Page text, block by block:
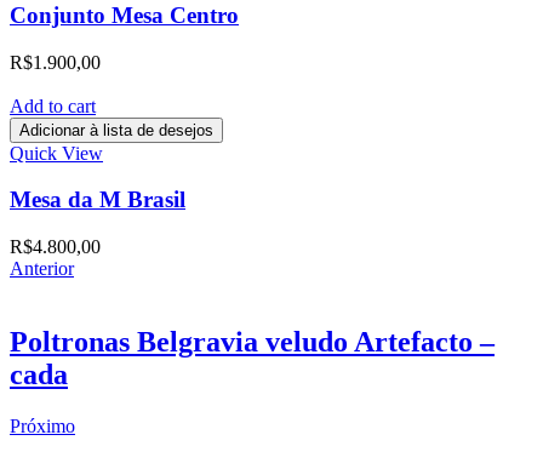
Conjunto Mesa Centro
R$1.900,00
Add to cart
Adicionar à lista de desejos
Quick View
Mesa da M Brasil
R$4.800,00
Anterior
Poltronas Belgravia veludo Artefacto –
cada
Próximo